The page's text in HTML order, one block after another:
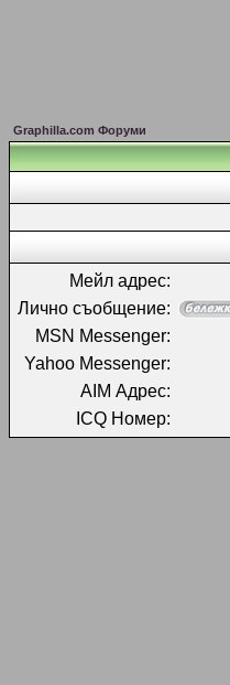
Graphilla.com Форуми
Мейл адрес:
Лично съобщение:
MSN Messenger:
Yahoo Messenger:
AIM Адрес:
ICQ Номер: